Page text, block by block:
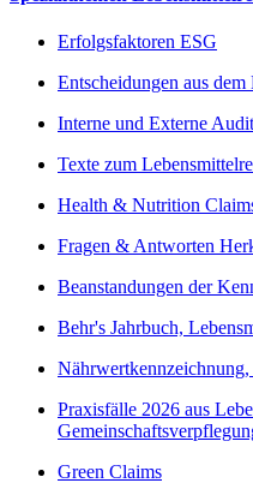
Erfolgsfaktoren ESG
Entscheidungen aus
Interne und Externe
Texte zum
Health & Nutrition
Fragen & Antworten
Beanstandungen der
Behr's Jahrbuch,
Praxisfälle 2026 aus
Green Claims